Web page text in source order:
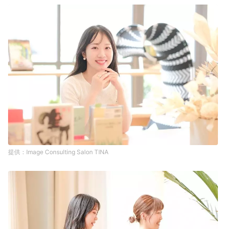
Image Consulting Salon TINA